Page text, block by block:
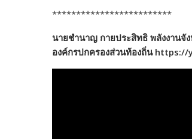
*************************
นายชำนาญ กายประสิทธิ พลังงานจั
องค์กรปกครองส่วนท้องถิ่น https://